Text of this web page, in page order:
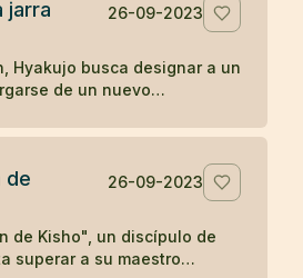
el leñador olvida su deseo
su tarea presente, el satori
la idea zen de liberarse
en el momento presente
jarra
26-09-2023
Hyakujo busca designar a un
de un nuevo
Mientras los otros monjes
la jarra, demostrando
verbal y directa de la
lo que le gana la
maestro del nuevo
ilustra cómo la acción
de
26-09-2023
de Kisho", un discípulo de
superar a su maestro